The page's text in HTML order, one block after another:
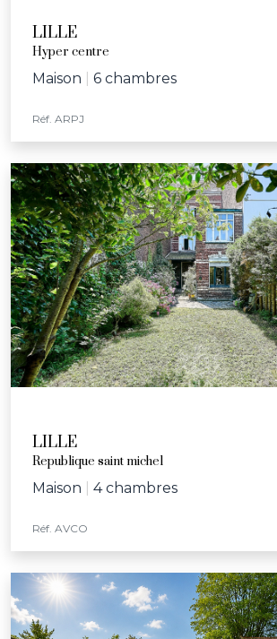
LILLE
Hyper centre
Maison 6 chambres
Réf. ARPJ
LILLE
Republique saint michel
Maison 4 chambres
Réf. AVCO